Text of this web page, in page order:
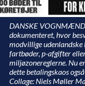
DANSKE
dokumenteret, hvor
modvillige
fartbøder, p-afgifter
miljøzonereglerne. Nu
dette betalingskaos
Collage: Niels Møller